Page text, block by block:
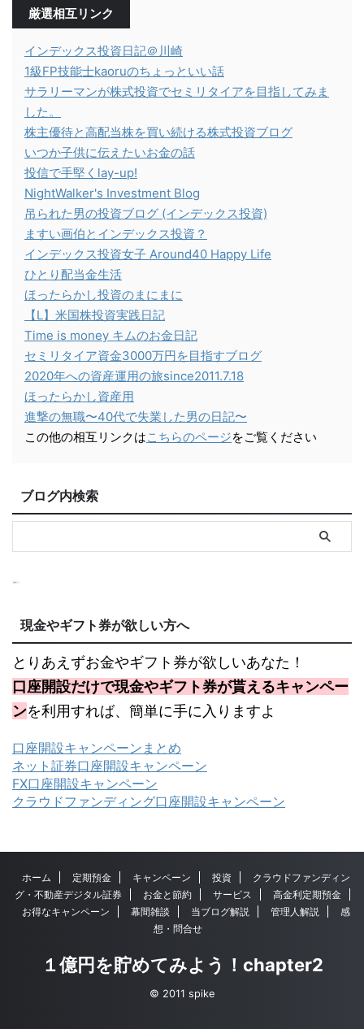
厳選相互リンク
インデックス投資日記＠川崎
1級FP技能士kaoruのちょっといい話
サラリーマンが株式投資でセミリタイアを目指してみま
した。
株主優待と高配当株を買い続ける株式投資ブログ
いつか子供に伝えたいお金の話
投信で手堅くlay-up!
NightWalker's Investment Blog
吊られた男の投資ブログ (インデックス投資)
ますい画伯とインデックス投資？
インデックス投資女子 Around40 Happy Life
ひとり配当金生活
ほったらかし投資のまにまに
【L】米国株投資実践日記
Time is money キムのお金日記
セミリタイア資金3000万円を目指すブログ
2020年への資産運用の旅since2011.7.18
ほったらかし資産用
進撃の無職〜40代で失業した男の日記〜
この他の相互リンクはこちらのページをご覧ください
ブログ内検索
現金やギフト券が欲しい方へ
とりあえずお金やギフト券が欲しいあなた！
口座開設だけで現金やギフト券が貰えるキャンペー
ンを利用すれば、簡単に手に入りますよ
口座開設キャンペーンまとめ
ネット証券口座開設キャンペーン
FX口座開設キャンペーン
クラウドファンディング口座開設キャンペーン
ホーム 定期預金 キャンペーン 投資
クラウドファンディン
グ・不動産デジタル証券
お金と節約 サービス
高金利定期預金
お得なキャンペーン
幕間雑談 当ブログ解説 管理人解説
感
想・問合せ
１億円を貯めてみよう！chapter2
© 2011 spike